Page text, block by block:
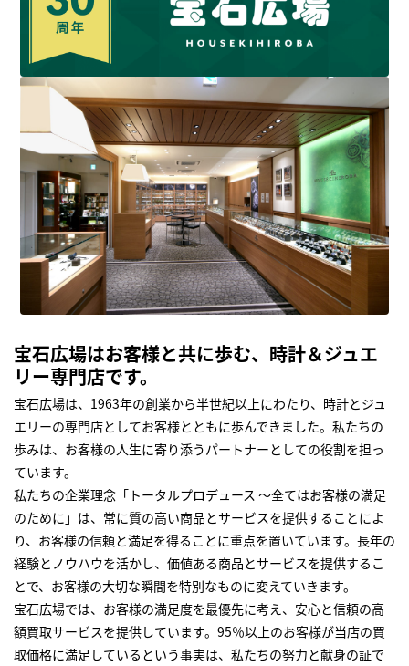
宝石広場はお客様と共に歩む、時計＆ジュエ
リー専門店です。
宝石広場は、1963年の創業から半世紀以上にわたり、時計とジュ
エリーの専門店としてお客様とともに歩んできました。私たちの
歩みは、お客様の人生に寄り添うパートナーとしての役割を担っ
ています。
私たちの企業理念「トータルプロデュース ～全てはお客様の満足
のために」は、常に質の高い商品とサービスを提供することによ
り、お客様の信頼と満足を得ることに重点を置いています。長年の
経験とノウハウを活かし、価値ある商品とサービスを提供するこ
とで、お客様の大切な瞬間を特別なものに変えていきます。
宝石広場では、お客様の満足度を最優先に考え、安心と信頼の高
額買取サービスを提供しています。95％以上のお客様が当店の買
取価格に満足しているという事実は、私たちの努力と献身の証で